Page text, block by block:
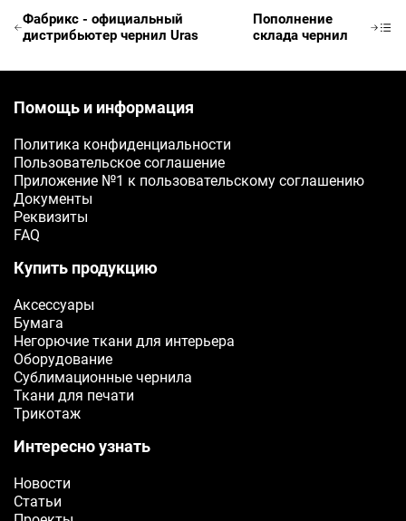
Фабрикс - официальный
дистрибьютер чернил Uras
Пополнение
склада чернил
Помощь и информация
Политика конфиденциальности
Пользовательское соглашение
Приложение №1 к пользовательскому соглашению
Документы
Реквизиты
FAQ
Купить продукцию
Аксессуары
Бумага
Негорючие ткани для интерьера
Оборудование
Сублимационные чернила
Ткани для печати
Трикотаж
Интересно узнать
Новости
Статьи